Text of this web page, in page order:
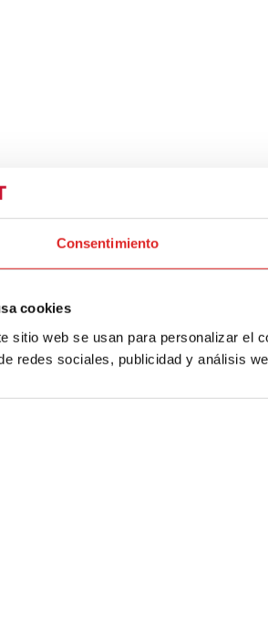
Consentimiento
cookies
sitio web se usan para personalizar el
redes sociales, publicidad y análisis